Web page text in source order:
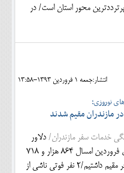
محور استان است/ در
انتشار:جمعه 1 فروردين 1393-13:58
نوروزی؛
خدمات سفر مازندران/ دلاور
بزرگ نیا: تا ابتدای فروردین امسال 864 هزار و 718
نفر در استان مسافر مقیم داشتیم/2 نفر فوتی ناشی از